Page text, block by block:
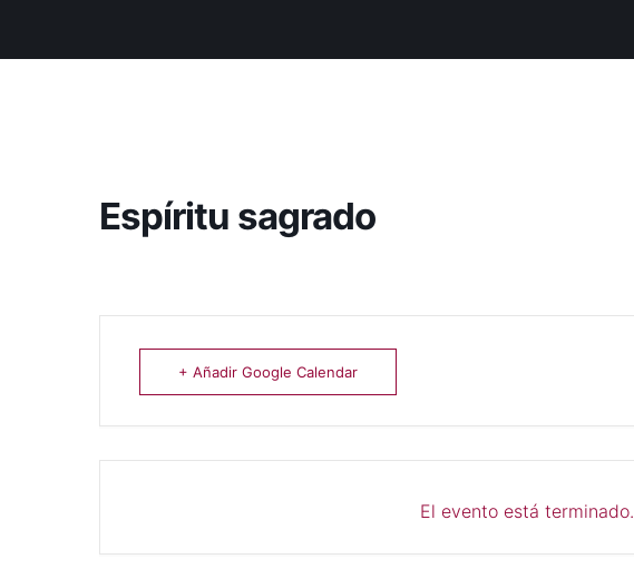
Espíritu sagrado
+ Añadir Google Calendar
El evento está terminado.